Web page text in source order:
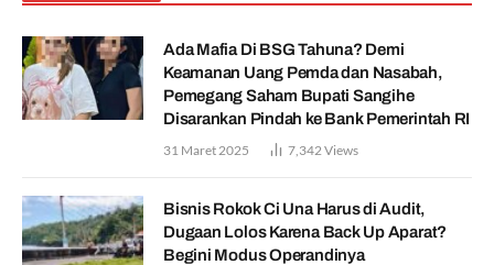
Ada Mafia Di BSG Tahuna? Demi
Keamanan Uang Pemda dan Nasabah,
Pemegang Saham Bupati Sangihe
Disarankan Pindah ke Bank Pemerintah RI
31 Maret 2025 7,342 Views
Bisnis Rokok Ci Una Harus di Audit,
Dugaan Lolos Karena Back Up Aparat?
Begini Modus Operandinya